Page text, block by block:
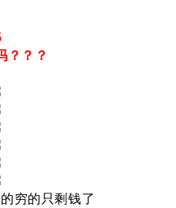
？？？
穷的只剩钱了